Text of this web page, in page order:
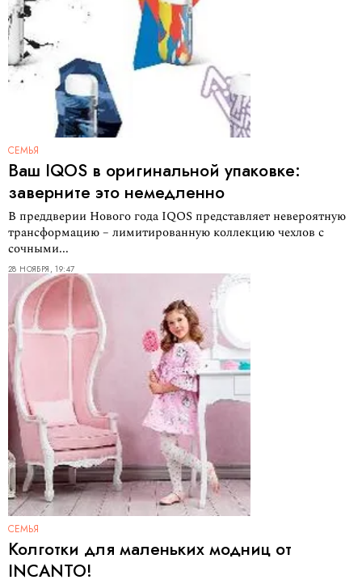
СЕМЬЯ
Ваш IQOS в оригинальной упаковке:
заверните это немедленно
В преддверии Нового года IQOS представляет невероятную
трансформацию – лимитированную коллекцию чехлов с
сочными...
28 НОЯБРЯ, 19:47
СЕМЬЯ
Колготки для маленьких модниц от
INCANTO!